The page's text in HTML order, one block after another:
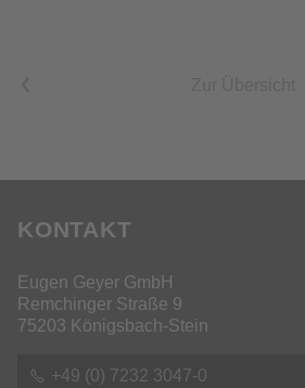
KONTAKT
Eugen Geyer GmbH
Remchinger Straße 9
75203 Königsbach-Stein
+49 (0) 7232 3047-0